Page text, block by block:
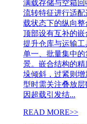
满载存储与空箱
流转特征进行适
载状态下的纵向
顶部设有互补的嵌
提升仓库与运输
单一、批量集中
景。嵌合结构的
垛倾斜，过紧则
型时需关注叠放
因超载引发结...
READ MORE>>